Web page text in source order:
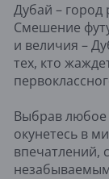
Дубай –
Смешение
и величия –
тех, кто
Выбрав любое
окунетесь в
впечатлений,